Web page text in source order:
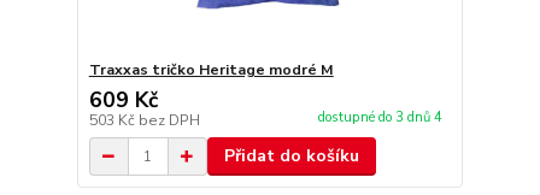
Traxxas tričko Heritage modré M
609 Kč
503 Kč bez DPH dostupné do 3 dnů 4
Přidat do košíku